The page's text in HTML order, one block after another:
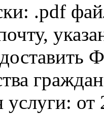
.pdf
услуги: от